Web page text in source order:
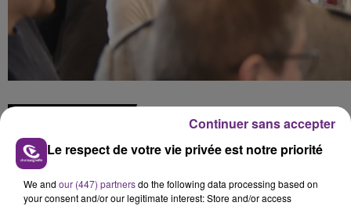
FIL D'ACTUS
Le respect de votre vie privée est notre priorité
We and our (447) partnersdo the following data processing based on
your consent and/or our legitimate interest: Store and/or access
Continuer sans accepter